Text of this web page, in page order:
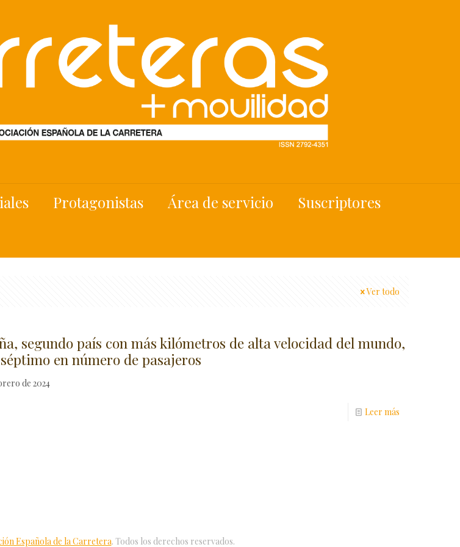
Protagonistas Área de servicio
Suscriptores
Ver todo
segundo país con más kilómetros de alta velocidad del mundo,
en número de pasajeros
de 2024
Leer más
Española de la Carretera. Todos los derechos reservados.